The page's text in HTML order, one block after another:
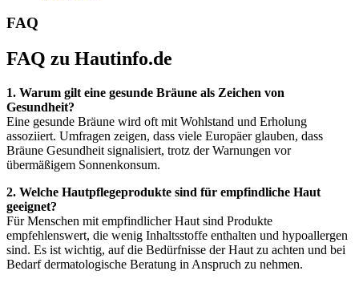
FAQ
FAQ zu Hautinfo.de
1. Warum gilt eine gesunde Bräune als Zeichen von
Gesundheit?
Eine gesunde Bräune wird oft mit Wohlstand und Erholung
assoziiert. Umfragen zeigen, dass viele Europäer glauben, dass
Bräune Gesundheit signalisiert, trotz der Warnungen vor
übermäßigem Sonnenkonsum.
2. Welche Hautpflegeprodukte sind für empfindliche Haut
geeignet?
Für Menschen mit empfindlicher Haut sind Produkte
empfehlenswert, die wenig Inhaltsstoffe enthalten und hypoallergen
sind. Es ist wichtig, auf die Bedürfnisse der Haut zu achten und bei
Bedarf dermatologische Beratung in Anspruch zu nehmen.